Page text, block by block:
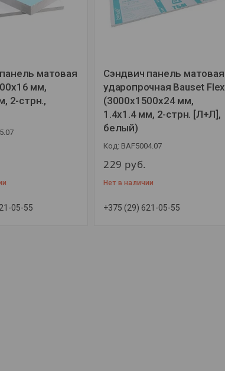
матовая
мм,
2-стрн.,
05-55
Сэндвич панель матовая
ударопрочная Bauset Flex
(3000x1500x24 мм,
1.4x1.4 мм, 2-стрн. [Л+Л],
белый)
BAF5004.07
229 руб.
Нет в наличии
+375 (29) 621-05-55